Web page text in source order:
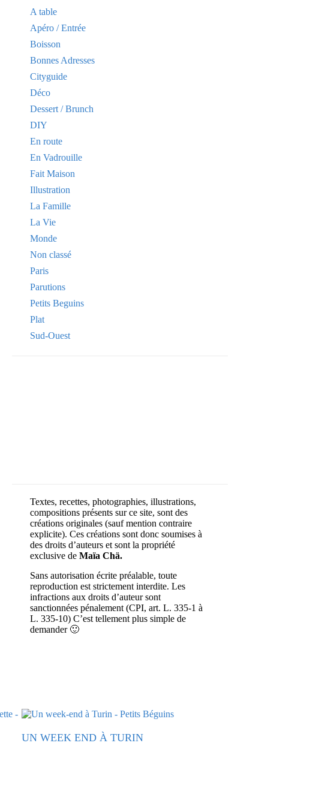
A table
Apéro / Entrée
Boisson
Bonnes Adresses
Cityguide
Déco
Dessert / Brunch
DIY
En route
En Vadrouille
Fait Maison
Illustration
La Famille
La Vie
Monde
Non classé
Paris
Parutions
Petits Beguins
Plat
Sud-Ouest
Textes, recettes, photographies, illustrations,
compositions présents sur ce site, sont des
créations originales (sauf mention contraire
explicite). Ces créations sont donc soumises à
des droits d’auteurs et sont la propriété
exclusive de Maïa Chä.
Sans autorisation écrite préalable, toute
reproduction est strictement interdite. Les
infractions aux droits d’auteur sont
sanctionnées pénalement (CPI, art. L. 335-1 à
L. 335-10) C’est tellement plus simple de
demander 🙂
UN WEEK END À TURIN